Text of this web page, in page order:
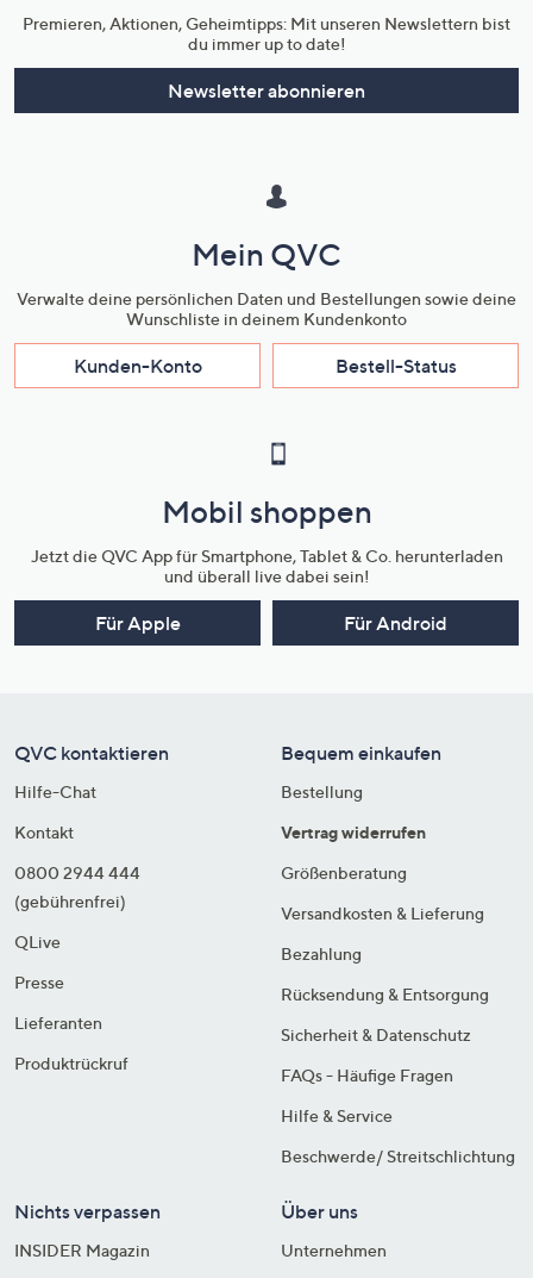
Premieren, Aktionen, Geheimtipps: Mit unseren Newslettern bist
du immer up to date!
Newsletter abonnieren
Mein QVC
Verwalte deine persönlichen Daten und Bestellungen sowie deine
Wunschliste in deinem Kundenkonto
Kunden-Konto Bestell-Status
Mobil shoppen
Jetzt die QVC App für Smartphone, Tablet & Co. herunterladen
und überall live dabei sein!
Für Apple Für Android
QVC kontaktieren
Hilfe-Chat
Kontakt
0800 2944 444
(gebührenfrei)
QLive
Presse
Lieferanten
Produktrückruf
Bequem einkaufen
Bestellung
Vertrag widerrufen
Größenberatung
Versandkosten & Lieferung
Bezahlung
Rücksendung & Entsorgung
Sicherheit & Datenschutz
FAQs - Häufige Fragen
Hilfe & Service
Beschwerde/ Streitschlichtung
Nichts verpassen
INSIDER Magazin
Über uns
Unternehmen